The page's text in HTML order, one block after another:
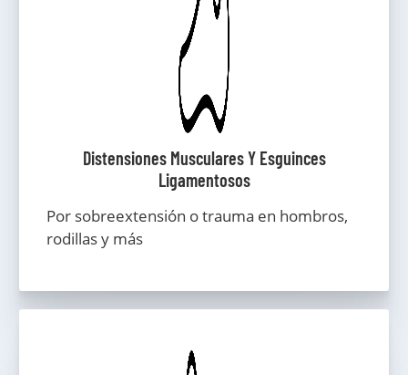
Distensiones Musculares Y Esguinces
Ligamentosos
Por sobreextensión o trauma en hombros,
rodillas y más